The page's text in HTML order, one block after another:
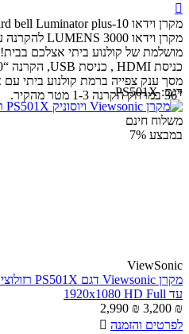

מקרן וידאו Packard bell Luminator plus-10.
מושלמת של קולנוע ביתי אצלכם בבית!
כניסת HDMI , כניסת USB, הקרנה “120 , 50,000 שעות שימוש.
”36 במרחק הקרנה 1-3 מטר מהקיר.
דגם: PS501X
משלוח חינם
במבצע 7%
ViewSonic
עד 1920x1080 HD Full
3,200 ₪
2,990 ₪
לפרטים והזמנה 